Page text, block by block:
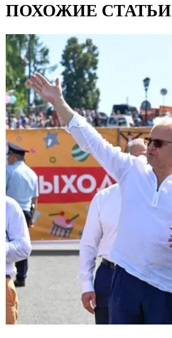
ПОХОЖИЕ СТАТЬИ